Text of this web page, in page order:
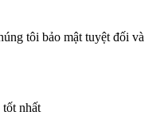
tôi bảo mật tuyệt đối và
nhất